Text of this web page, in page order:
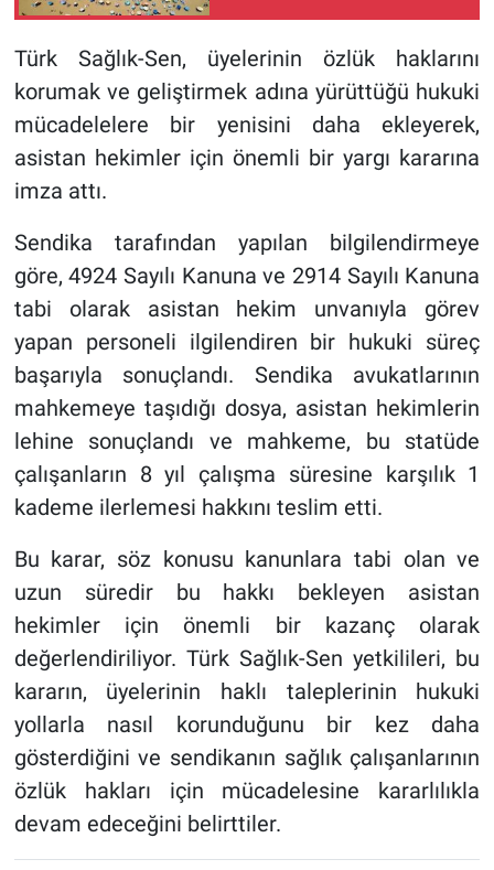
Türk Sağlık-Sen, üyelerinin özlük haklarını
korumak ve geliştirmek adına yürüttüğü hukuki
mücadelelere bir yenisini daha ekleyerek,
asistan hekimler için önemli bir yargı kararına
imza attı.
Sendika tarafından yapılan bilgilendirmeye
göre, 4924 Sayılı Kanuna ve 2914 Sayılı Kanuna
tabi olarak asistan hekim unvanıyla görev
yapan personeli ilgilendiren bir hukuki süreç
başarıyla sonuçlandı. Sendika avukatlarının
mahkemeye taşıdığı dosya, asistan hekimlerin
lehine sonuçlandı ve mahkeme, bu statüde
çalışanların 8 yıl çalışma süresine karşılık 1
kademe ilerlemesi hakkını teslim etti.
Bu karar, söz konusu kanunlara tabi olan ve
uzun süredir bu hakkı bekleyen asistan
hekimler için önemli bir kazanç olarak
değerlendiriliyor. Türk Sağlık-Sen yetkilileri, bu
kararın, üyelerinin haklı taleplerinin hukuki
yollarla nasıl korunduğunu bir kez daha
gösterdiğini ve sendikanın sağlık çalışanlarının
özlük hakları için mücadelesine kararlılıkla
devam edeceğini belirttiler.